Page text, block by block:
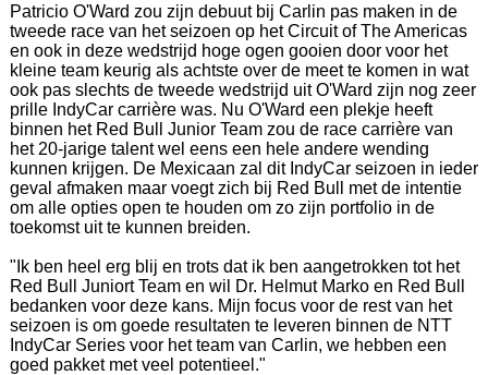
Patricio O'Ward zou zijn debuut bij Carlin pas maken in de
tweede race van het seizoen op het Circuit of The Americas
en ook in deze wedstrijd hoge ogen gooien door voor het
kleine team keurig als achtste over de meet te komen in wat
ook pas slechts de tweede wedstrijd uit O'Ward zijn nog zeer
prille IndyCar carrière was. Nu O'Ward een plekje heeft
binnen het Red Bull Junior Team zou de race carrière van
het 20-jarige talent wel eens een hele andere wending
kunnen krijgen. De Mexicaan zal dit IndyCar seizoen in ieder
geval afmaken maar voegt zich bij Red Bull met de intentie
om alle opties open te houden om zo zijn portfolio in de
toekomst uit te kunnen breiden.
"Ik ben heel erg blij en trots dat ik ben aangetrokken tot het
Red Bull Juniort Team en wil Dr. Helmut Marko en Red Bull
bedanken voor deze kans. Mijn focus voor de rest van het
seizoen is om goede resultaten te leveren binnen de NTT
IndyCar Series voor het team van Carlin, we hebben een
goed pakket met veel potentieel."